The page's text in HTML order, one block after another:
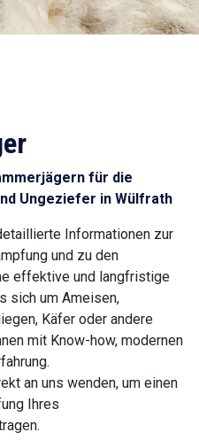
für die
Ungeziefer in Wülfrath
Informationen zur
und zu den
effektive und langfristige
sich um Ameisen,
Käfer oder andere
mit Know-how, modernen
an uns wenden, um einen
Ihres